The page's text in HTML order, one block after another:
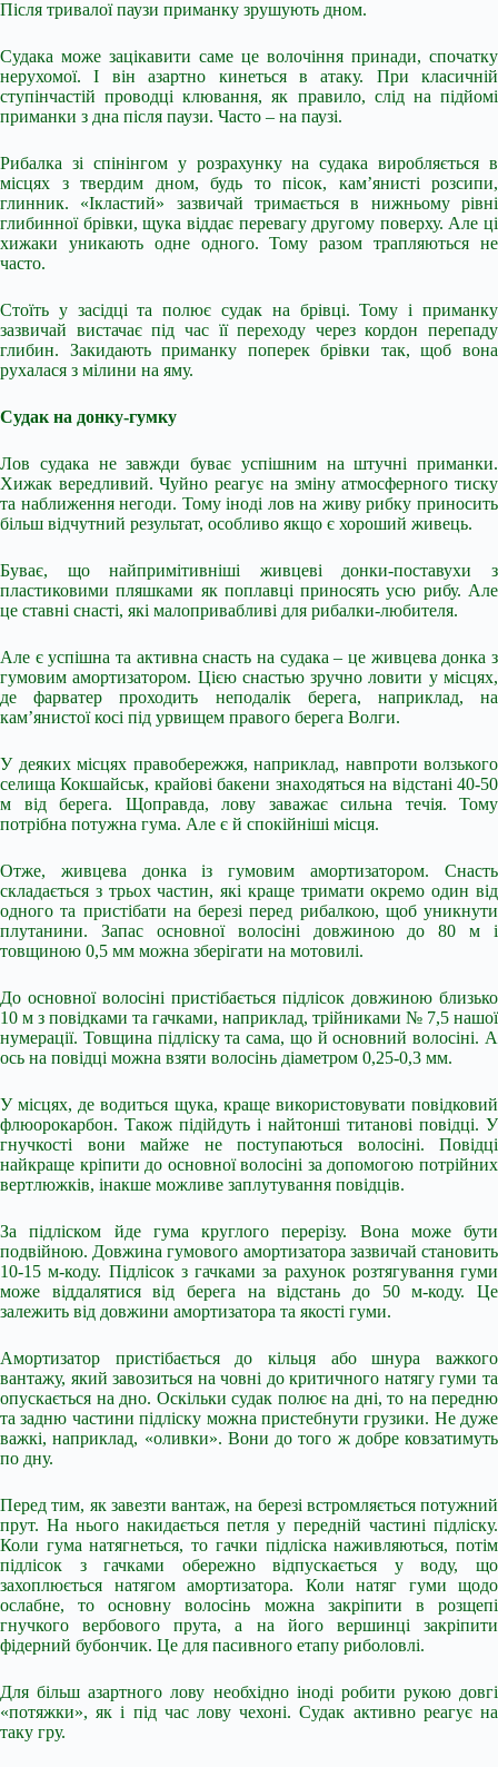
Після тривалої паузи приманку зрушують дном.
Судака може зацікавити саме це волочіння принади, спочатку
нерухомої. І він азартно кинеться в атаку. При класичній
ступінчастій проводці клювання, як правило, слід на підйомі
приманки з дна після паузи. Часто – на паузі.
Рибалка зі спінінгом у розрахунку на судака виробляється в
місцях з твердим дном, будь то пісок, кам’янисті розсипи,
глинник. «Ікластий» зазвичай тримається в нижньому рівні
глибинної брівки, щука віддає перевагу другому поверху. Але ці
хижаки уникають одне одного. Тому разом трапляються не
часто.
Стоїть у засідці та полює судак на брівці. Тому і приманку
зазвичай вистачає під час її переходу через кордон перепаду
глибин. Закидають приманку поперек брівки так, щоб вона
рухалася з мілини на яму.
Судак на донку-гумку
Лов судака не завжди буває успішним на штучні приманки.
Хижак вередливий. Чуйно реагує на зміну атмосферного тиску
та наближення негоди. Тому іноді лов на живу рибку приносить
більш відчутний результат, особливо якщо є хороший живець.
Буває, що найпримітивніші живцеві донки-поставухи з
пластиковими пляшками як поплавці приносять усю рибу. Але
це ставні снасті, які малопривабливі для рибалки-любителя.
Але є успішна та активна снасть на судака – це живцева донка з
гумовим амортизатором. Цією снастью зручно ловити у місцях,
де фарватер проходить неподалік берега, наприклад, на
кам’янистої косі під урвищем правого берега Волги.
У деяких місцях правобережжя, наприклад, навпроти волзького
селища Кокшайськ, крайові бакени знаходяться на відстані 40-50
м від берега. Щоправда, лову заважає сильна течія. Тому
потрібна потужна гума. Але є й спокійніші місця.
Отже, живцева донка із гумовим амортизатором. Снасть
складається з трьох частин, які краще тримати окремо один від
одного та пристібати на березі перед рибалкою, щоб уникнути
плутанини. Запас основної волосіні довжиною до 80 м і
товщиною 0,5 мм можна зберігати на мотовилі.
До основної волосіні пристібається підлісок довжиною близько
10 м з повідками та гачками, наприклад, трійниками № 7,5 нашої
нумерації. Товщина підліску та сама, що й основний волосіні. А
ось на повідці можна взяти волосінь діаметром 0,25-0,3 мм.
У місцях, де водиться щука, краще використовувати повідковий
флюорокарбон. Також підійдуть і найтонші титанові повідці. У
гнучкості вони майже не поступаються волосіні. Повідці
найкраще кріпити до основної волосіні за допомогою потрійних
вертлюжків, інакше можливе заплутування повідців.
За підліском йде гума круглого перерізу. Вона може бути
подвійною. Довжина гумового амортизатора зазвичай становить
10-15 м-коду. Підлісок з гачками за рахунок розтягування гуми
може віддалятися від берега на відстань до 50 м-коду. Це
залежить від довжини амортизатора та якості гуми.
Амортизатор пристібається до кільця або шнура важкого
вантажу, який завозиться на човні до критичного натягу гуми та
опускається на дно. Оскільки судак полює на дні, то на передню
та задню частини підліску можна пристебнути грузики. Не дуже
важкі, наприклад, «оливки». Вони до того ж добре ковзатимуть
по дну.
Перед тим, як завезти вантаж, на березі встромляється потужний
прут. На нього накидається петля у передній частині підліску.
Коли гума натягнеться, то гачки підліска наживляються, потім
підлісок з гачками обережно відпускається у воду, що
захоплюється натягом амортизатора. Коли натяг гуми щодо
ослабне, то основну волосінь можна закріпити в розщепі
гнучкого вербового прута, а на його вершинці закріпити
фідерний бубончик. Це для пасивного етапу риболовлі.
Для більш азартного лову необхідно іноді робити рукою довгі
«потяжки», як і під час лову чехоні. Судак активно реагує на
таку гру.